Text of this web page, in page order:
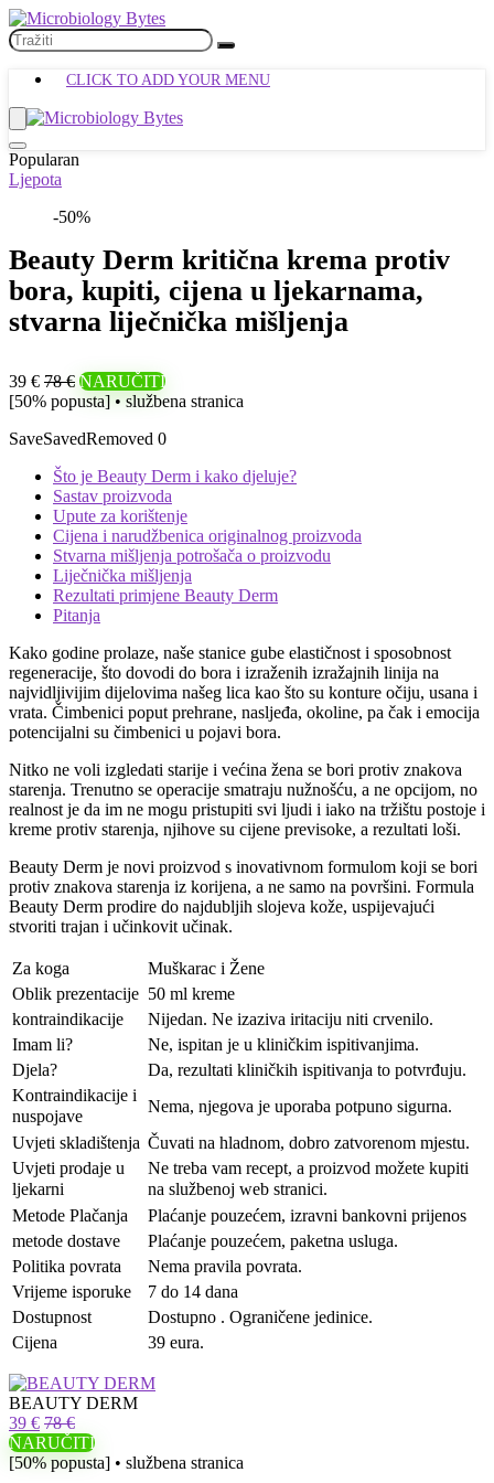
CLICK TO ADD YOUR MENU
Popularan
Ljepota
-50%
Beauty Derm kritična krema protiv
bora, kupiti, cijena u ljekarnama,
stvarna liječnička mišljenja
39 € 78 € NARUČITI
[50% popusta] • službena stranica
SaveSavedRemoved 0
Što je Beauty Derm i kako djeluje?
Sastav proizvoda
Upute za korištenje
Cijena i narudžbenica originalnog proizvoda
Stvarna mišljenja potrošača o proizvodu
Liječnička mišljenja
Rezultati primjene Beauty Derm
Pitanja
Kako godine prolaze, naše stanice gube elastičnost i sposobnost
regeneracije, što dovodi do bora i izraženih izražajnih linija na
najvidljivijim dijelovima našeg lica kao što su konture očiju, usana i
vrata. Čimbenici poput prehrane, nasljeđa, okoline, pa čak i emocija
potencijalni su čimbenici u pojavi bora.
Nitko ne voli izgledati starije i većina žena se bori protiv znakova
starenja. Trenutno se operacije smatraju nužnošću, a ne opcijom, no
realnost je da im ne mogu pristupiti svi ljudi i iako na tržištu postoje i
kreme protiv starenja, njihove su cijene previsoke, a rezultati loši.
Beauty Derm je novi proizvod s inovativnom formulom koji se bori
protiv znakova starenja iz korijena, a ne samo na površini. Formula
Beauty Derm prodire do najdubljih slojeva kože, uspijevajući
stvoriti trajan i učinkovit učinak.
Za koga
Muškarac i Žene
Oblik prezentacije 50 ml kreme
kontraindikacije
Nijedan. Ne izaziva iritaciju niti crvenilo.
Imam li?
Ne, ispitan je u kliničkim ispitivanjima.
Djela?
Da, rezultati kliničkih ispitivanja to potvrđuju.
Kontraindikacije i
nuspojave
Nema, njegova je uporaba potpuno sigurna.
Uvjeti skladištenja Čuvati na hladnom, dobro zatvorenom mjestu.
Uvjeti prodaje u
ljekarni
Ne treba vam recept, a proizvod možete kupiti
na službenoj web stranici.
Metode Plačanja
Plaćanje pouzećem, izravni bankovni prijenos
metode dostave
Plaćanje pouzećem, paketna usluga.
Politika povrata
Nema pravila povrata.
Vrijeme isporuke
7 do 14 dana
Dostupnost
Dostupno . Ograničene jedinice.
Cijena
39 eura.
BEAUTY DERM
39 € 78 €
NARUČITI
[50% popusta] • službena stranica